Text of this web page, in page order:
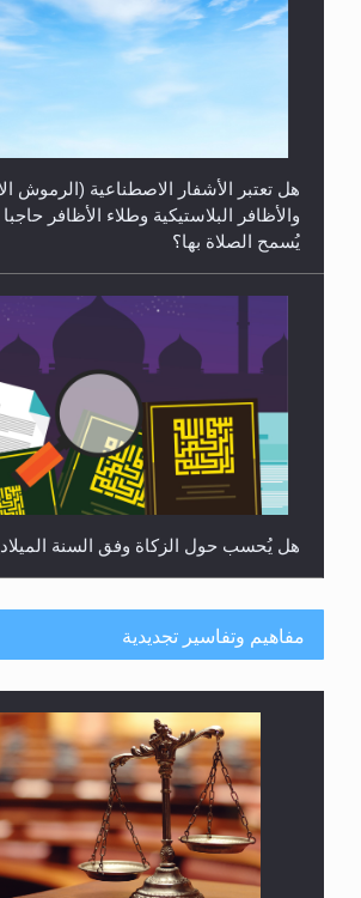
الهجرة: بحث عن الأمن والسلام في
هل تعتبر الأشفار الاصطناعية (الرموش
والأظافر البلاستيكية وطلاء الأظافر
يُسمح الصلاة بها؟
هل يُحسب حول الزكاة وفق السنة
هل يجوز فتح مشروع كوافير نسائي
المحجبات؟
مفاهيم وتفاسير تجديدية